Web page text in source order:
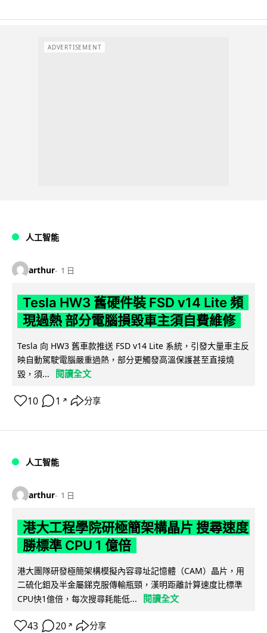
ADVERTISEMENT
人工智能
arthur 1 日
Tesla HW3 舊硬件裝 FSD v14 Lite 頻
現過熱 部分電腦損毀車主須自費維修
Tesla 向 HW3 舊車款推送 FSD v14 Lite 系統，引發大量車主反
映自動駕駛電腦嚴重過熱，部分更觸發高溫保護甚至直接燒
毀，須...
閱讀全文
10 1 ↗ 分享
人工智能
arthur 1 日
港大工程學院研極簡架構晶片 搜尋速度
勝標準 CPU 1 億倍
港大團隊研發極簡架構模擬內容尋址記憶體（CAM）晶片，用
二硫化鉬及半金屬銻克服傳輸瓶頸，漢明距離計算速度比標準
CPU快1億倍，每次搜尋耗能低...
閱讀全文
43 20 ↗ 分享